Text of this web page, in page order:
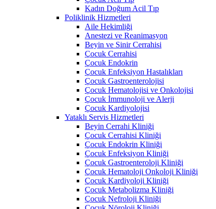
Kadın Doğum Acil Tıp
Poliklinik Hizmetleri
Aile Hekimliği
Anestezi ve Reanimasyon
Beyin ve Sinir Cerrahisi
Çocuk Cerrahisi
Çocuk Endokrin
Çocuk Enfeksiyon Hastalıkları
Çocuk Gastroenterolojisi
Çocuk Hematolojisi ve Onkolojisi
Çocuk İmmunoloji ve Alerji
Çocuk Kardiyolojisi
Yataklı Servis Hizmetleri
Beyin Cerrahi Kliniği
Çocuk Cerrahisi Kliniği
Çocuk Endokrin Kliniği
Çocuk Enfeksiyon Kliniği
Çocuk Gastroenteroloji Kliniği
Çocuk Hematoloji Onkoloji Kliniği
Çocuk Kardiyoloji Kliniği
Çocuk Metabolizma Kliniği
Çocuk Nefroloji Kliniği